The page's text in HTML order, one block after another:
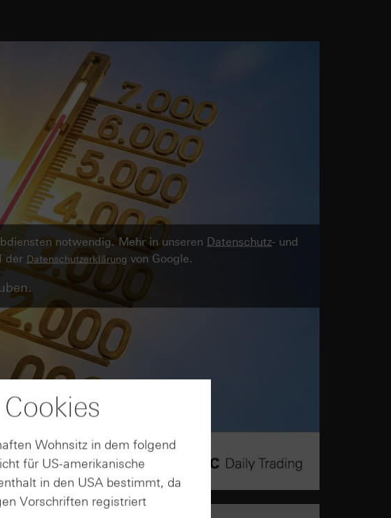
notwendig. Mehr in unseren Datenschutz- und
der Datenschutzerklärung von Google.
Wohnsitz in dem folgend
für US-amerikanische
in den USA bestimmt, da
Vorschriften registriert